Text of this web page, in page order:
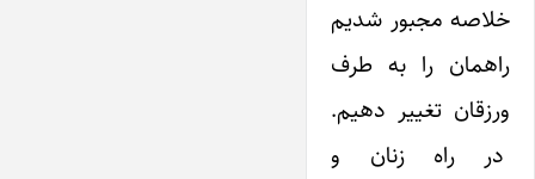
خلاصه مجبور شدیم
راهمان را به طرف
ورزقان تغییر دهیم.
در راه زنان و